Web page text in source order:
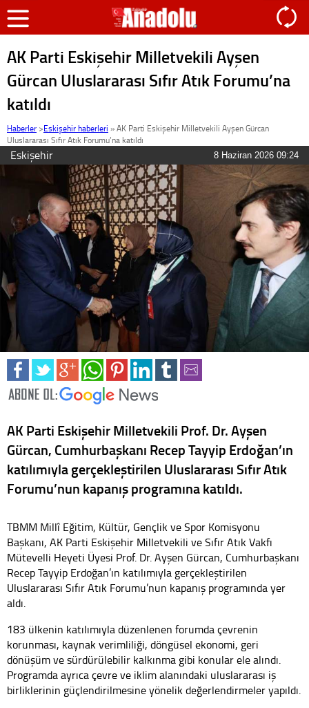
AK Parti Eskişehir Milletvekili Ayşen
Gürcan Uluslararası Sıfır Atık Forumu’na
katıldı
Haberler >Eskişehir haberleri »AK Parti Eskişehir Milletvekili Ayşen Gürcan
Uluslararası Sıfır Atık Forumu’na katıldı
Eskişehir 8 Haziran 2026 09:24
AK Parti Eskişehir Milletvekili Prof. Dr. Ayşen
Gürcan, Cumhurbaşkanı Recep Tayyip Erdoğan’ın
katılımıyla gerçekleştirilen Uluslararası Sıfır Atık
Forumu’nun kapanış programına katıldı.
TBMM Millî Eğitim, Kültür, Gençlik ve Spor Komisyonu
Başkanı, AK Parti Eskişehir Milletvekili ve Sıfır Atık Vakfı
Mütevelli Heyeti Üyesi Prof. Dr. Ayşen Gürcan, Cumhurbaşkanı
Recep Tayyip Erdoğan’ın katılımıyla gerçekleştirilen
Uluslararası Sıfır Atık Forumu’nun kapanış programında yer
aldı.
183 ülkenin katılımıyla düzenlenen forumda çevrenin
korunması, kaynak verimliliği, döngüsel ekonomi, geri
dönüşüm ve sürdürülebilir kalkınma gibi konular ele alındı.
Programda ayrıca çevre ve iklim alanındaki uluslararası iş
birliklerinin güçlendirilmesine yönelik değerlendirmeler yapıldı.